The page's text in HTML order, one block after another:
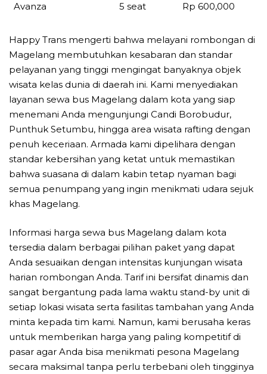
Avanza 5 seat Rp 600,000
Happy Trans mengerti bahwa melayani rombongan di
Magelang membutuhkan kesabaran dan standar
pelayanan yang tinggi mengingat banyaknya objek
wisata kelas dunia di daerah ini. Kami menyediakan
layanan sewa bus Magelang dalam kota yang siap
menemani Anda mengunjungi Candi Borobudur,
Punthuk Setumbu, hingga area wisata rafting dengan
penuh keceriaan. Armada kami dipelihara dengan
standar kebersihan yang ketat untuk memastikan
bahwa suasana di dalam kabin tetap nyaman bagi
semua penumpang yang ingin menikmati udara sejuk
khas Magelang.
Informasi harga sewa bus Magelang dalam kota
tersedia dalam berbagai pilihan paket yang dapat
Anda sesuaikan dengan intensitas kunjungan wisata
harian rombongan Anda. Tarif ini bersifat dinamis dan
sangat bergantung pada lama waktu stand-by unit di
setiap lokasi wisata serta fasilitas tambahan yang Anda
minta kepada tim kami. Namun, kami berusaha keras
untuk memberikan harga yang paling kompetitif di
pasar agar Anda bisa menikmati pesona Magelang
secara maksimal tanpa perlu terbebani oleh tingginya